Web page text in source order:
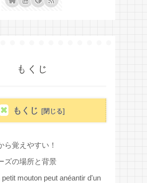
もくじ
もくじ
ら覚えやすい！
ズの場所と背景
petit mouton peut anéantir d'un